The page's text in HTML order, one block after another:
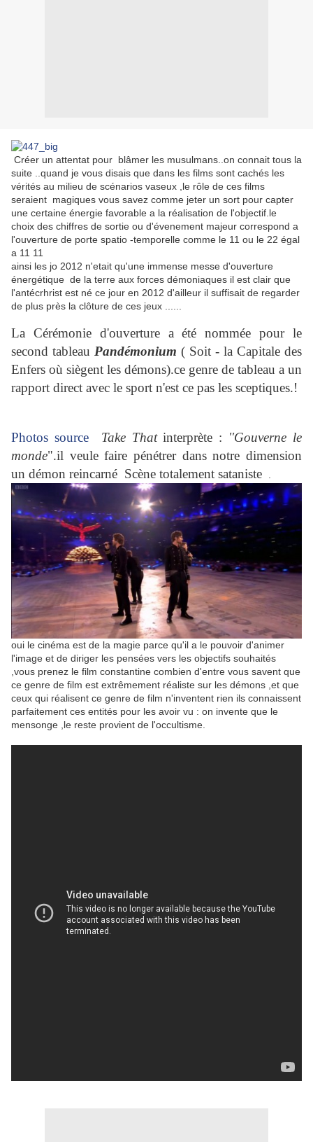
Créer un attentat pour blâmer les musulmans..on connait tous la
suite ..quand je vous disais que dans les films sont cachés les
vérités au milieu de scénarios vaseux ,le rôle de ces films
seraient magiques vous savez comme jeter un sort pour capter
une certaine énergie favorable a la réalisation de l'objectif.le
choix des chiffres de sortie ou d'évenement majeur correspond a
l'ouverture de porte spatio -temporelle comme le 11 ou le 22 égal
a 11 11
ainsi les jo 2012 n'etait qu'une immense messe d'ouverture
énergétique de la terre aux forces démoniaques il est clair que
l'antécrhrist est né ce jour en 2012 d'ailleur il suffisait de regarder
de plus près la clôture de ces jeux ......
La Cérémonie d'ouverture a été nommée pour le
second tableau Pandémonium ( Soit - la Capitale des
Enfers où siègent les démons).ce genre de tableau a un
rapport direct avec le sport n'est ce pas les sceptiques.!
Photos source Take Thatinterprète : ''Gouverne le
monde".il veule faire pénétrer dans notre dimension
un démon reincarné Scène totalement sataniste
oui le cinéma est de la magie parce qu'il a le pouvoir d'animer
l'image et de diriger les pensées vers les objectifs souhaités
,vous prenez le film constantine combien d'entre vous savent que
ce genre de film est extrêmement réaliste sur les démons ,et que
ceux qui réalisent ce genre de film n'inventent rien ils connaissent
parfaitement ces entités pour les avoir vu : on invente que le
mensonge ,le reste provient de l'occultisme.